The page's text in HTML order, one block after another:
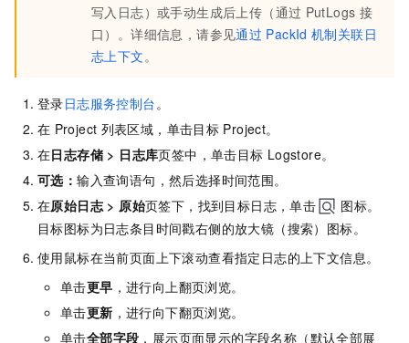
写入日志）或手动生成后上传（通过 PutLogs 接
口）。详细信息，请参见通过 PackId 机制关联日
志上下文 。
登录日志服务控制台 。
在 Project 列表区域，单击目标 Project。
在日志存储 > 日志库页签中，单击目标 Logstore。
可选：输入查询语句，然后选择时间范围。
在原始日志 > 原始页签下，找到目标日志，单击
图标。
目标图标为日志条目时间戳右侧的放大镜（搜索）图标。
使用鼠标在当前页面上下滚动查看指定日志的上下文信息。
单击更早 ，进行向上翻页浏览。
单击更新 ，进行向下翻页浏览。
单击全部字段 ，展示页面显示的字段名称（默认全部展